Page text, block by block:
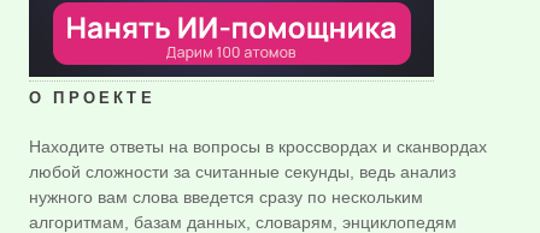
О ПРОЕКТЕ
Находите ответы на вопросы в кроссвордах и сканвордах
любой сложности за считанные секунды, ведь анализ
нужного вам слова введется сразу по нескольким
алгоритмам, базам данных, словарям, энциклопедям